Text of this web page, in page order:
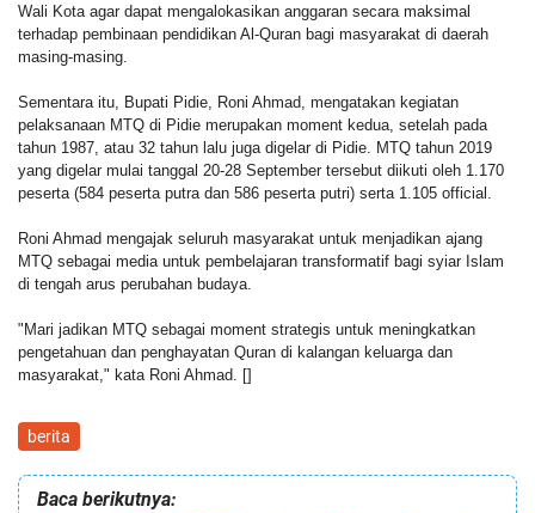
Wali Kota agar dapat mengalokasikan anggaran secara maksimal
terhadap pembinaan pendidikan Al-Quran bagi masyarakat di daerah
masing-masing.
Sementara itu, Bupati Pidie, Roni Ahmad, mengatakan kegiatan
pelaksanaan MTQ di Pidie merupakan moment kedua, setelah pada
tahun 1987, atau 32 tahun lalu juga digelar di Pidie. MTQ tahun 2019
yang digelar mulai tanggal 20-28 September tersebut diikuti oleh 1.170
peserta (584 peserta putra dan 586 peserta putri) serta 1.105 official.
Roni Ahmad mengajak seluruh masyarakat untuk menjadikan ajang
MTQ sebagai media untuk pembelajaran transformatif bagi syiar Islam
di tengah arus perubahan budaya.
"Mari jadikan MTQ sebagai moment strategis untuk meningkatkan
pengetahuan dan penghayatan Quran di kalangan keluarga dan
masyarakat," kata Roni Ahmad. []
berita
Baca berikutnya: